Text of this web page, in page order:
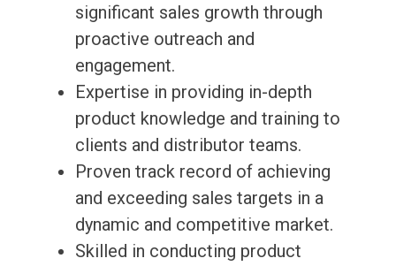
significant sales growth through
proactive outreach and
engagement.
Expertise in providing in-depth
product knowledge and training to
clients and distributor teams.
Proven track record of achieving
and exceeding sales targets in a
dynamic and competitive market.
Skilled in conducting product